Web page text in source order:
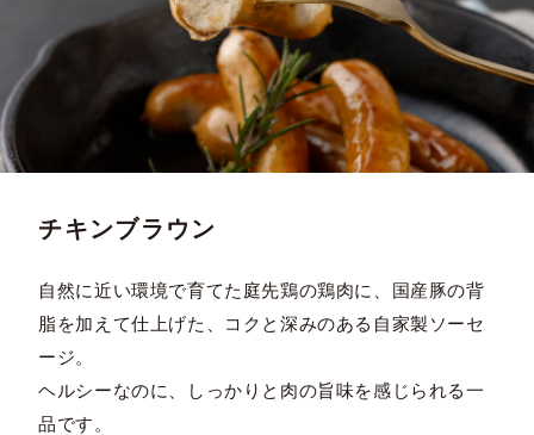
チキンブラウン
自然に近い環境で育てた庭先鶏の鶏肉に、国産豚の背
脂を加えて仕上げた、コクと深みのある自家製ソーセ
ージ。
ヘルシーなのに、しっかりと肉の旨味を感じられる一
品です。